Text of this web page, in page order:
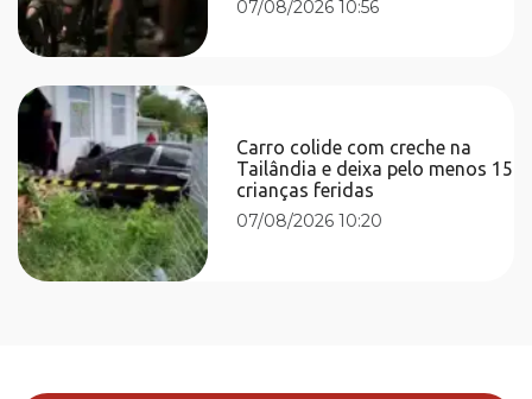
07/08/2026 10:56
Carro colide com creche na
Tailândia e deixa pelo menos 15
crianças feridas
07/08/2026 10:20